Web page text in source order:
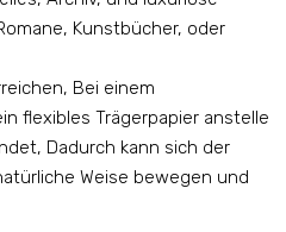
Kunstbücher, oder
Bei einem
flexibles Trägerpapier anstelle
Dadurch kann sich der
Weise bewegen und